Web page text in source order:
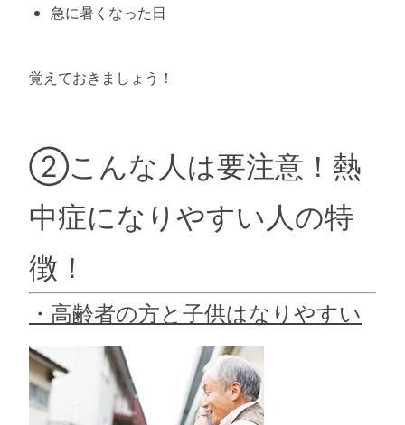
急に暑くなった日
覚えておきましょう！
②こんな人は要注意！熱
中症になりやすい人の特
徴！
・高齢者の方と子供はなりやすい